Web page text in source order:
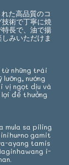
た高品質のコ
術で丁寧に焼
長で、油で揚
みいただけま
từ những trái
nướng
vị ngọt dịu và
lợi để thưởng
mula sa piling
gamit
ayang tamis
i-